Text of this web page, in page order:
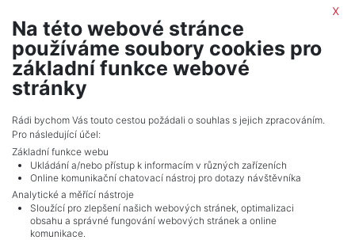
Štěpán Rothanzl
realitní makléř
show nr.
MojePole.cz
Revoluční 1003/3, 11000, Praha
x
Na této webové stránce
používáme soubory cookies pro
základní funkce webové
stránky
Rádi bychom Vás touto cestou požádali o souhlas s jejich zpracováním.
Pro následující účel:
Základní funkce webu
Ukládání a/nebo přístup k informacím v různých zařízeních
Online komunikační chatovací nástroj pro dotazy návštěvníka
Analytické a měřící nástroje
Sloužící pro zlepšení našich webových stránek, optimalizaci
obsahu a správné fungování webových stránek a online
komunikace.